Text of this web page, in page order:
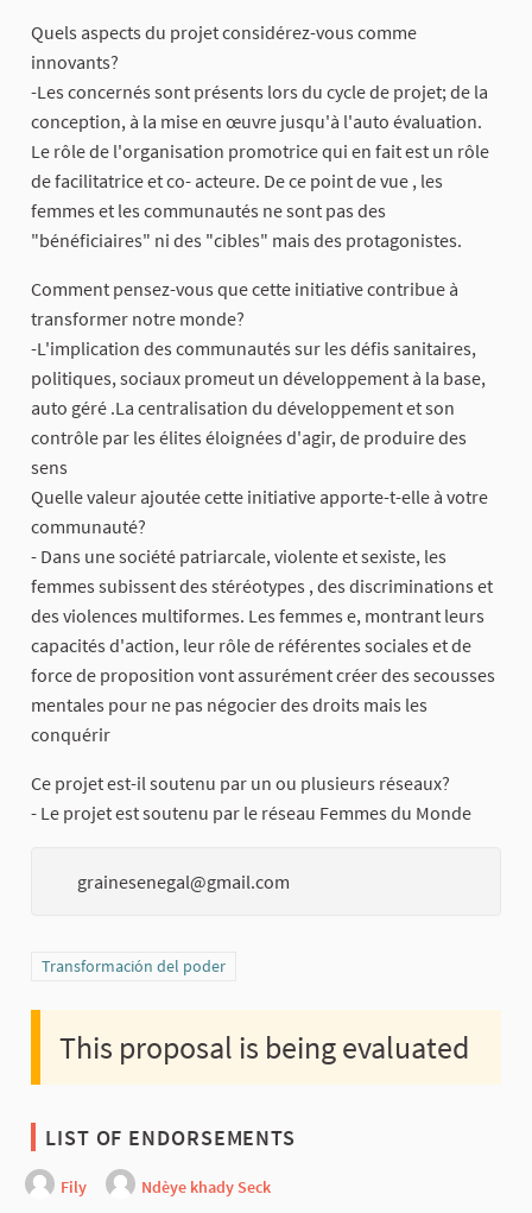
Quels aspects du projet considérez-vous comme
innovants?
-Les concernés sont présents lors du cycle de projet; de la
conception, à la mise en œuvre jusqu'à l'auto évaluation.
Le rôle de l'organisation promotrice qui en fait est un rôle
de facilitatrice et co- acteure. De ce point de vue , les
femmes et les communautés ne sont pas des
"bénéficiaires" ni des "cibles" mais des protagonistes.
Comment pensez-vous que cette initiative contribue à
transformer notre monde?
-L'implication des communautés sur les défis sanitaires,
politiques, sociaux promeut un développement à la base,
auto géré .La centralisation du développement et son
contrôle par les élites éloignées d'agir, de produire des
sens
Quelle valeur ajoutée cette initiative apporte-t-elle à votre
communauté?
- Dans une société patriarcale, violente et sexiste, les
femmes subissent des stéréotypes , des discriminations et
des violences multiformes. Les femmes e, montrant leurs
capacités d'action, leur rôle de référentes sociales et de
force de proposition vont assurément créer des secousses
mentales pour ne pas négocier des droits mais les
conquérir
Ce projet est-il soutenu par un ou plusieurs réseaux?
- Le projet est soutenu par le réseau Femmes du Monde
grainesenegal@gmail.com
Filter results for category: Transformación del poder
Transformación del poder
This proposal is being evaluated
LIST OF ENDORSEMENTS
Fily Ndèye khady Seck